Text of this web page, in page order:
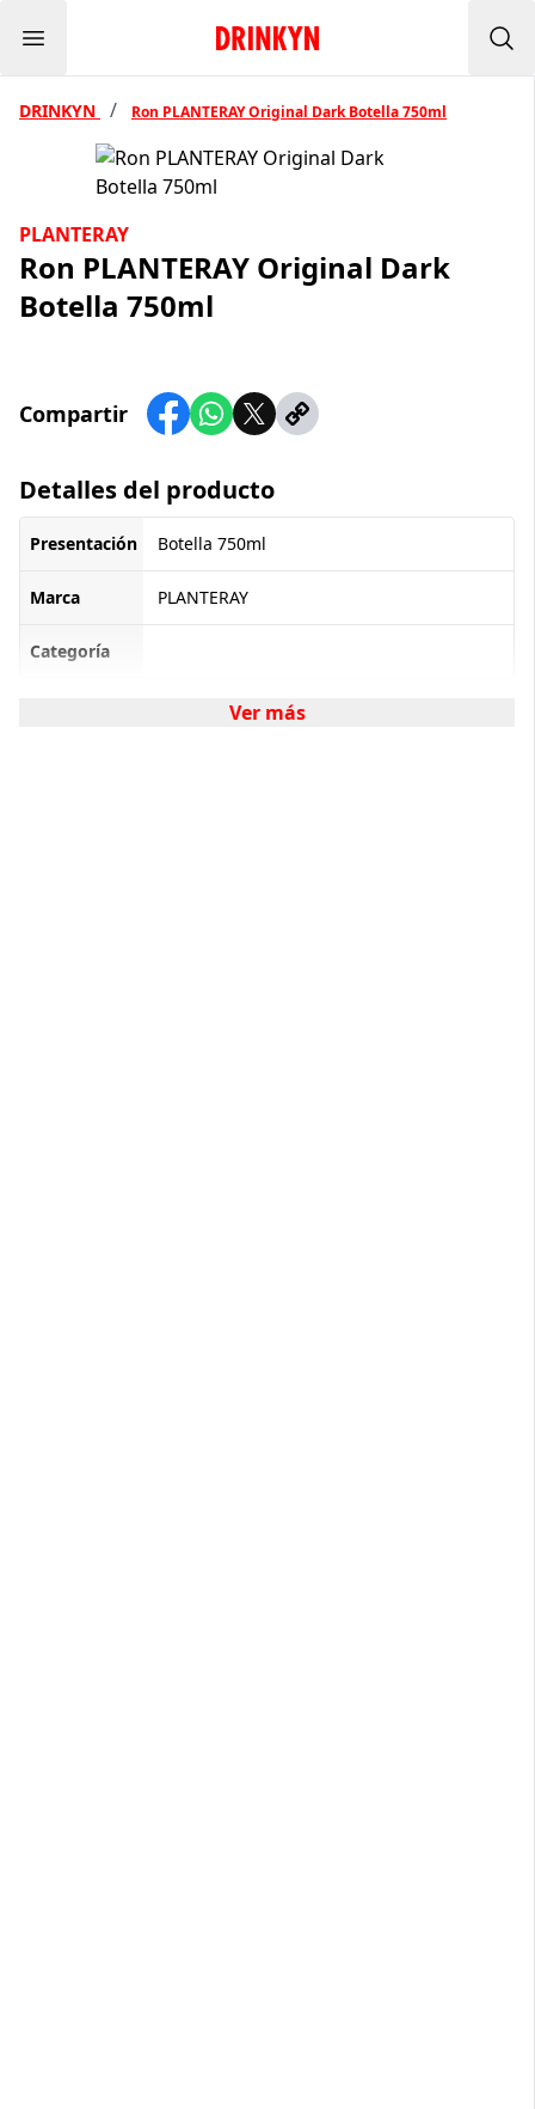
Menu Inicio Drinkyn
DRINKYN / Ron PLANTERAY Original Dark Botella 750ml
PLANTERAY
Ron PLANTERAY Original Dark
Botella 750ml
Compartir
Detalles del producto
Presentación Botella 750ml
Marca PLANTERAY
Categoría
Ver más